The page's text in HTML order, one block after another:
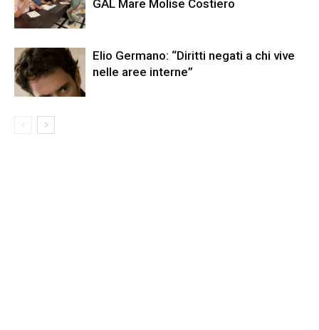
GAL Mare Molise Costiero
Elio Germano: “Diritti negati a chi vive
nelle aree interne”